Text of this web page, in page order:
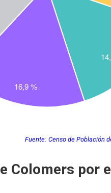
Fuente: Censo de Población
Colomers por